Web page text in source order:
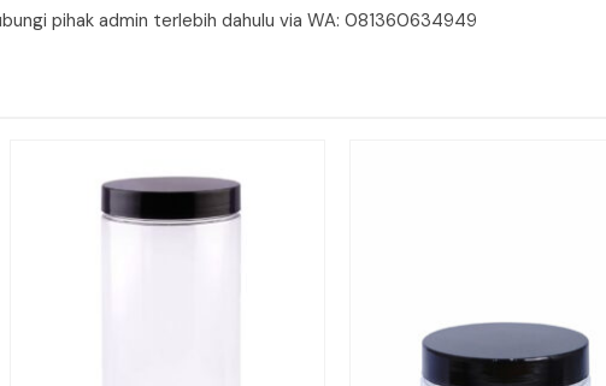
pihak admin terlebih dahulu via WA: 081360634949